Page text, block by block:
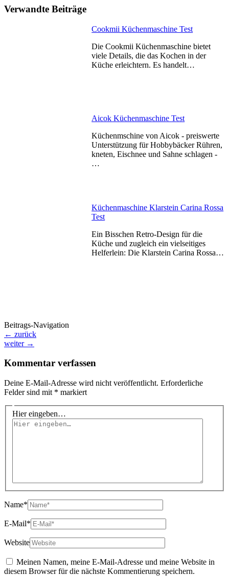
Verwandte Beiträge
Cookmii Küchenmaschine Test
Die Cookmii Küchenmaschine bietet
viele Details, die das Kochen in der
Küche erleichtern. Es handelt…
Aicok Küchenmaschine Test
Küchenmschine von Aicok - preiswerte
Unterstützung für Hobbybäcker Rühren,
kneten, Eischnee und Sahne schlagen -
…
Küchenmaschine Klarstein Carina Rossa
Test
Ein Bisschen Retro-Design für die
Küche und zugleich ein vielseitiges
Helferlein: Die Klarstein Carina Rossa…
Beitrags-Navigation
← zurück
weiter →
Kommentar verfassen
Deine E-Mail-Adresse wird nicht veröffentlicht. Erforderliche
Felder sind mit * markiert
Hier eingeben…
Name*
E-Mail*
Website
Meinen Namen, meine E-Mail-Adresse und meine Website in
diesem Browser für die nächste Kommentierung speichern.